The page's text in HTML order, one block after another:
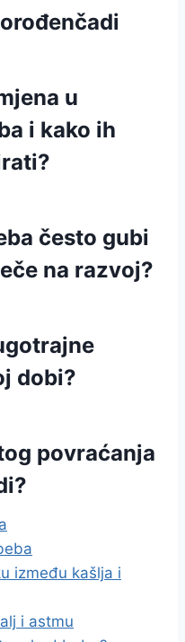
u
i kako ih
često gubi
na razvoj?
dobi?
povraćanja
između kašlja i
i astmu